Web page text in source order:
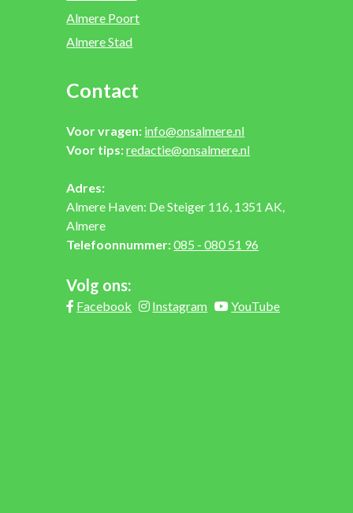
Almere Poort
Almere Stad
Contact
Voor vragen: info@onsalmere.nl
Voor tips:redactie@onsalmere.nl
Adres:
Almere Haven: De Steiger 116, 1351 AK,
Almere
Telefoonnummer:085 - 080 51 96
Volg ons:
Facebook Instagram YouTube